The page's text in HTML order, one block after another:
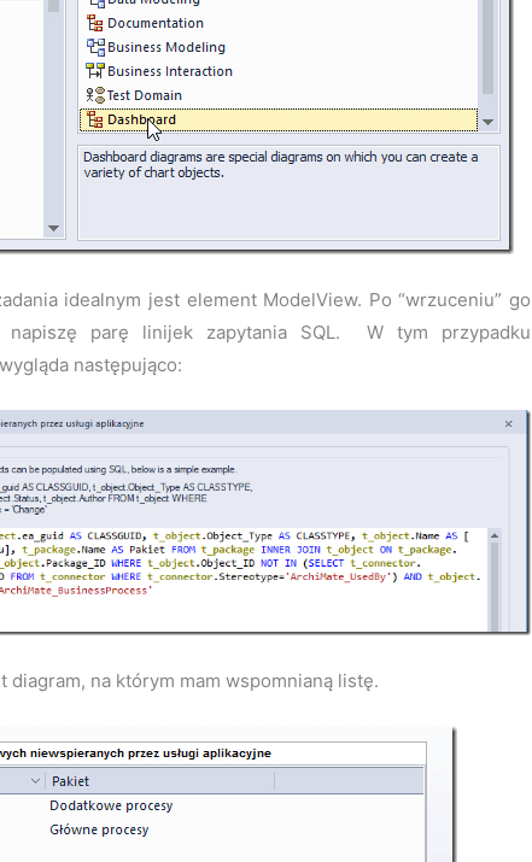
idealnym jest element ModelView. Po “wrzuceniu” go
napiszę parę linijek zapytania SQL. W tym przypadku
następująco:
diagram, na którym mam wspomnianą listę.